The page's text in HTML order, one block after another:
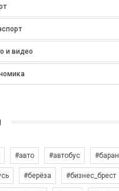
и видео
#авто #автобус
#берёза #бизнес_брест